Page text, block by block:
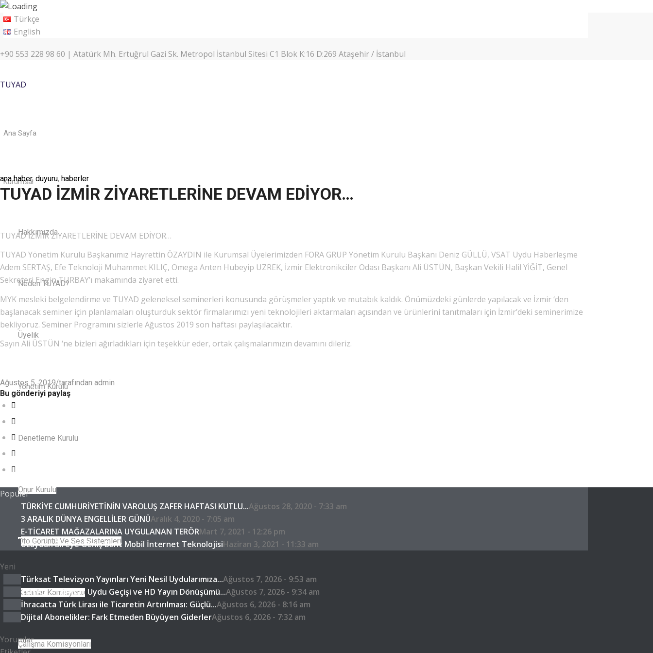
Türkçe
English
+90 553 228 98 60 | Atatürk Mh. Ertuğrul Gazi Sk. Metropol İstanbul Sitesi C1 Blok K:16 D:269 Ataşehir / İstanbul
TUYAD
Ana Sayfa
Kurumsal
Hakkımızda
Neden TUYAD?
Üyelik
Yönetim Kurulu
Denetleme Kurulu
Onur Kurulu
Oto Görüntü Ve Ses Sistemleri
Kadınlar Komisyonu
Çalışma Komisyonları
ana haber, duyuru, haberler
TUYAD İZMİR ZİYARETLERİNE DEVAM EDİYOR…
TUYAD İZMİR ZİYARETLERİNE DEVAM EDİYOR…
TUYAD Yönetim Kurulu Başkanımız Hayrettin ÖZAYDIN ile Kurumsal Üyelerimizden FORA GRUP Yönetim Kurulu Başkanı Deniz GÜLLÜ, VSAT Uydu Haberleşme
Adem SERTAŞ, Efe Teknoloji Muhammet KILIÇ, Omega Anten Hubeyip UZREK, İzmir Elektronikciler Odası Başkanı Ali ÜSTÜN, Başkan Vekili Halil YİĞİT, Genel
Sekreteri Engin TURBAY’ı makamında ziyaret etti.
MYK mesleki belgelendirme ve TUYAD geleneksel seminerleri konusunda görüşmeler yaptık ve mutabık kaldık. Önümüzdeki günlerde yapılacak ve İzmir ‘den
başlanacak seminer için planlamaları oluşturduk sektör firmalarımızı yeni teknolojileri aktarmaları açısından ve ürünlerini tanıtmaları için İzmir’deki seminerimize
bekliyoruz. Seminer Programını sizlerle Ağustos 2019 son haftası paylaşılacaktır.
Sayın Ali ÜSTÜN ‘ne bizleri ağırladıkları için teşekkür eder, ortak çalışmalarımızın devamını dileriz.
Ağustos 5, 2019/tarafından admin
Bu gönderiyi paylaş
Popüler
TÜRKİYE CUMHURİYETİNİN VAROLUŞ ZAFER HAFTASI KUTLU...Ağustos 28, 2020 - 7:33 am
3 ARALIK DÜNYA ENGELLİLER GÜNÜAralık 4, 2020 - 7:05 am
E-TİCARET MAĞAZALARINA UYGULANAN TERÖRMart 7, 2021 - 12:26 pm
Uzaydan Bireye Geniş Bant Mobil İnternet TeknolojisiHaziran 3, 2021 - 11:33 am
Yeni
Türksat Televizyon Yayınları Yeni Nesil Uydularımıza...Ağustos 7, 2026 - 9:53 am
TUYAD – Türksat Uydu Geçişi ve HD Yayın Dönüşümü...Ağustos 7, 2026 - 9:34 am
İhracatta Türk Lirası ile Ticaretin Artırılması: Güçlü...Ağustos 6, 2026 - 8:16 am
Dijital Abonelikler: Fark Etmeden Büyüyen GiderlerAğustos 6, 2026 - 7:32 am
Yorumlar